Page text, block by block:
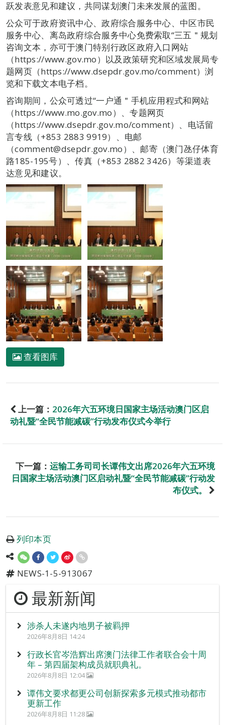
跃发表意见和建议，共同谋划澳门未来发展的蓝图。
公众可于政府资讯中心、政府综合服务中心、中区市民
服务中心、离岛政府综合服务中心免费索取“三五＂规划
咨询文本，亦可于澳门特别行政区政府入口网站
（https://www.gov.mo）以及政策研究和区域发展局专
题网页（https://www.dsepdr.gov.mo/comment）浏
览和下载文本电子档。
咨询期间，公众可透过“一户通＂手机应用程式和网站
（https://www.mo.gov.mo）、专题网页
（https://www.dsepdr.gov.mo/comment）、电话留
言专线（+853 2883 9919）、电邮
（comment@dsepdr.gov.mo）、邮寄（澳门氹仔体育
路185-195号）、传真（+853 2882 3426）等渠道表
达意见和建议。
查看图库
上一篇： 2026年六五环境日国家主场活动澳门区启
动礼暨“全民节能减碳”行动发布仪式今举行
下一篇： 运输工务司司长谭伟文出席2026年六五环境
日国家主场活动澳门区启动礼暨“全民节能减碳”行动发
布仪式。
列印本页
NEWS-1-5-913067
最新新闻
涉杀人未遂内地男子被羁押
2026年8月8日 14:24
行政长官岑浩辉出席澳门法律工作者联合会十周
年 – 第四届架构成员就职典礼。
2026年8月8日 12:04
谭伟文要求都更公司创新探索多元模式推动都市
更新工作
2026年8月8日 11:28